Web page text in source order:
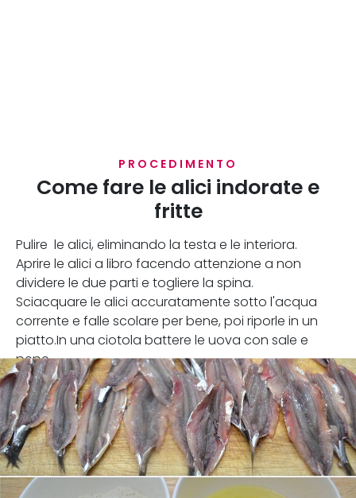
PROCEDIMENTO
Come fare le alici indorate e
fritte
Pulire le alici, eliminando la testa e le interiora.
Aprire le alici a libro facendo attenzione a non
dividere le due parti e togliere la spina.
Sciacquare le alici accuratamente sotto l'acqua
corrente e falle scolare per bene, poi riporle in un
piatto.In una ciotola battere le uova con sale e
pepe